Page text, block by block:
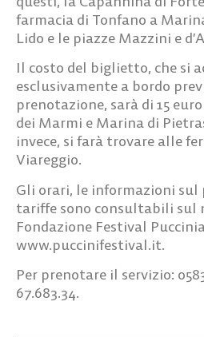
farmacia di Tonfano a
Lido e le piazze Mazzini e
Il costo del biglietto, che si
esclusivamente a bordo
prenotazione, sarà di 15
dei Marmi e Marina di
invece, si farà trovare alle
Viareggio.
Gli orari, le informazioni sul
tariffe sono consultabili sul
Fondazione Festival
www.puccinifestival.it.
Per prenotare il servizio:
67.683.34.